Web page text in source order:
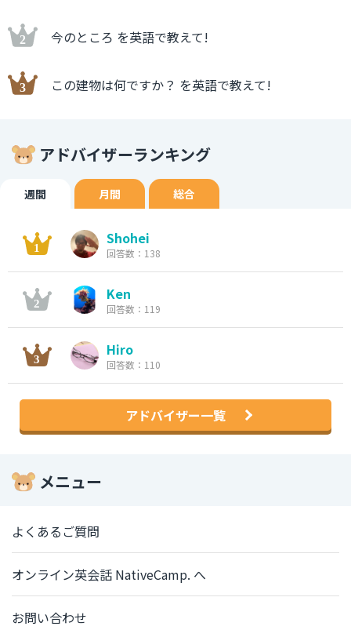
今のところ を英語で教えて!
この建物は何ですか？ を英語で教えて!
アドバイザーランキング
週間 月間 総合
Shohei
回答数：138
Ken
回答数：119
Hiro
回答数：110
アドバイザー一覧
メニュー
よくあるご質問
オンライン英会話 NativeCamp. へ
お問い合わせ